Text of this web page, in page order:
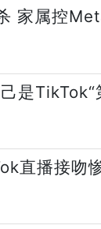
家属控
是TikTok“
直播接吻